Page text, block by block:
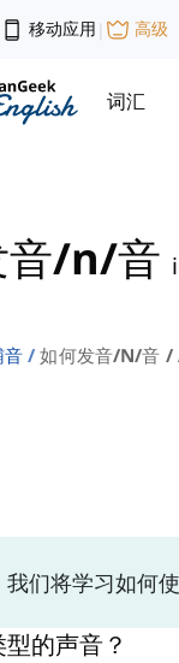
移动应用 | 高级
词汇
音/n/音
音 如何发音/n/音
们将学习如何
的声音？